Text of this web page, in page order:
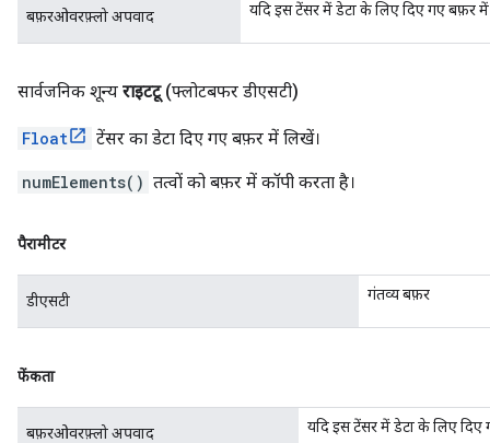
बफ़रओवरफ़्लो अपवाद यदि इस टेंसर में डेटा के लिए दिए गए बफ़र में
सार्वजनिक शून्य राइटटू (फ्लोटबफर डीएसटी)
Float टेंसर का डेटा दिए गए बफ़र में लिखें।
numElements() तत्वों को बफ़र में कॉपी करता है।
पैरामीटर
डीएसटी गंतव्य बफ़र
फेंकता
बफ़रओवरफ़्लो अपवाद यदि इस टेंसर में डेटा के लिए दिए